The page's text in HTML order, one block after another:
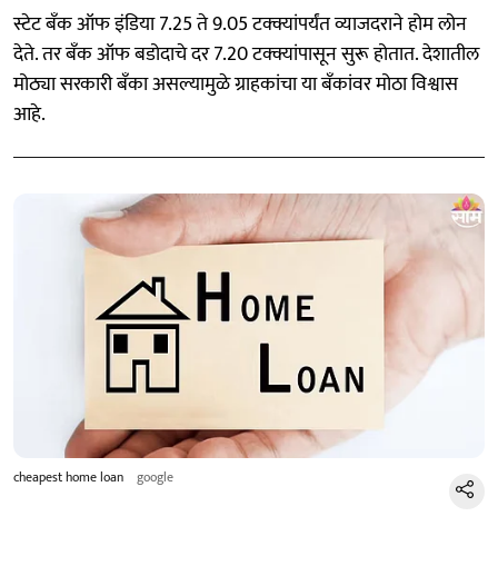
स्टेट बँक ऑफ इंडिया 7.25 ते 9.05 टक्क्यांपर्यंत व्याजदराने होम लोन
देते. तर बँक ऑफ बडोदाचे दर 7.20 टक्क्यांपासून सुरू होतात. देशातील
मोठ्या सरकारी बँका असल्यामुळे ग्राहकांचा या बँकांवर मोठा विश्वास
आहे.
cheapest home loan google